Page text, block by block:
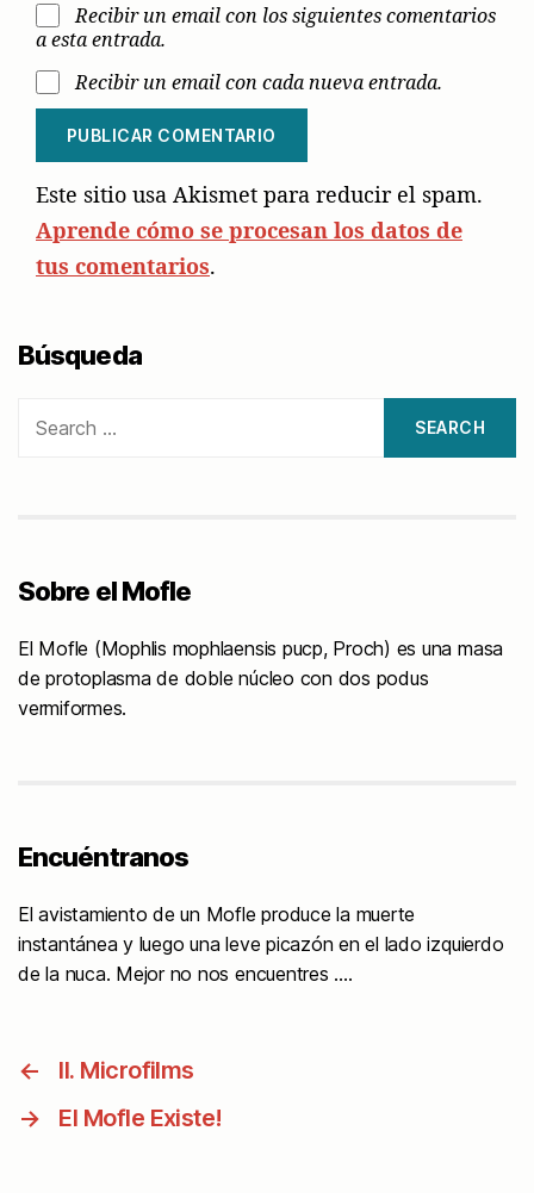
Recibir un email con los siguientes comentarios
a esta entrada.
Recibir un email con cada nueva entrada.
Este sitio usa Akismet para reducir el spam.
Aprende cómo se procesan los datos de
tus comentarios.
Búsqueda
for:
Sobre el Mofle
El Mofle (Mophlis mophlaensis pucp, Proch) es una masa
de protoplasma de doble núcleo con dos podus
vermiformes.
Encuéntranos
El avistamiento de un Mofle produce la muerte
instantánea y luego una leve picazón en el lado izquierdo
de la nuca. Mejor no nos encuentres ….
←
II. Microfilms
→
El Mofle Existe!